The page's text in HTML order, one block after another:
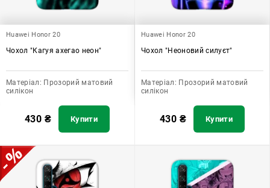
Huawei Honor 20
Чохол "Кагуя ахегао неон"
Матеріал: Прозорий матовий
силікон
430 ₴ Купити
Huawei Honor 20
Чохол "Неоновий силуєт"
Матеріал: Прозорий матовий
силікон
430 ₴ Купити